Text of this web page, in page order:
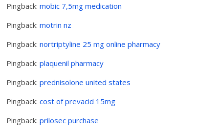
Pingback:mobic 7,5mg medication
Pingback:motrin nz
Pingback:nortriptyline 25 mg online pharmacy
Pingback:plaquenil pharmacy
Pingback:prednisolone united states
Pingback:cost of prevacid 15mg
Pingback:prilosec purchase